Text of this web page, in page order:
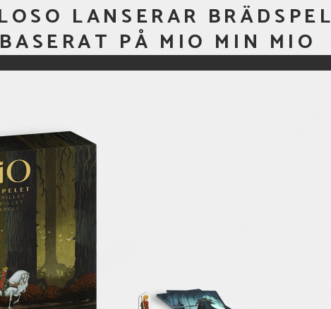
LANSERAR BRÄDSPEL
BASERAT PÅ MIO MIN MIO